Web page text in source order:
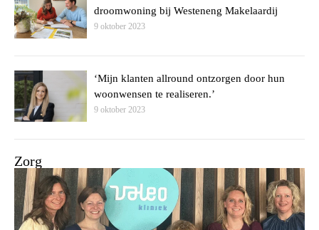
droomwoning bij Westeneng Makelaardij
9 oktober 2023
‘Mijn klanten allround ontzorgen door hun
woonwensen te realiseren.’
9 oktober 2023
Zorg